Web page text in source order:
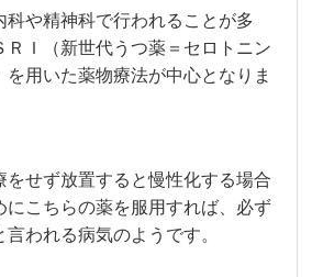
科や精神科で行われることが多
ＲＩ（新世代うつ薬＝セロトニン
用いた薬物療法が中心となりま
をせず放置すると慢性化する場合
にこちらの薬を服用すれば、必ず
われる病気のようです。